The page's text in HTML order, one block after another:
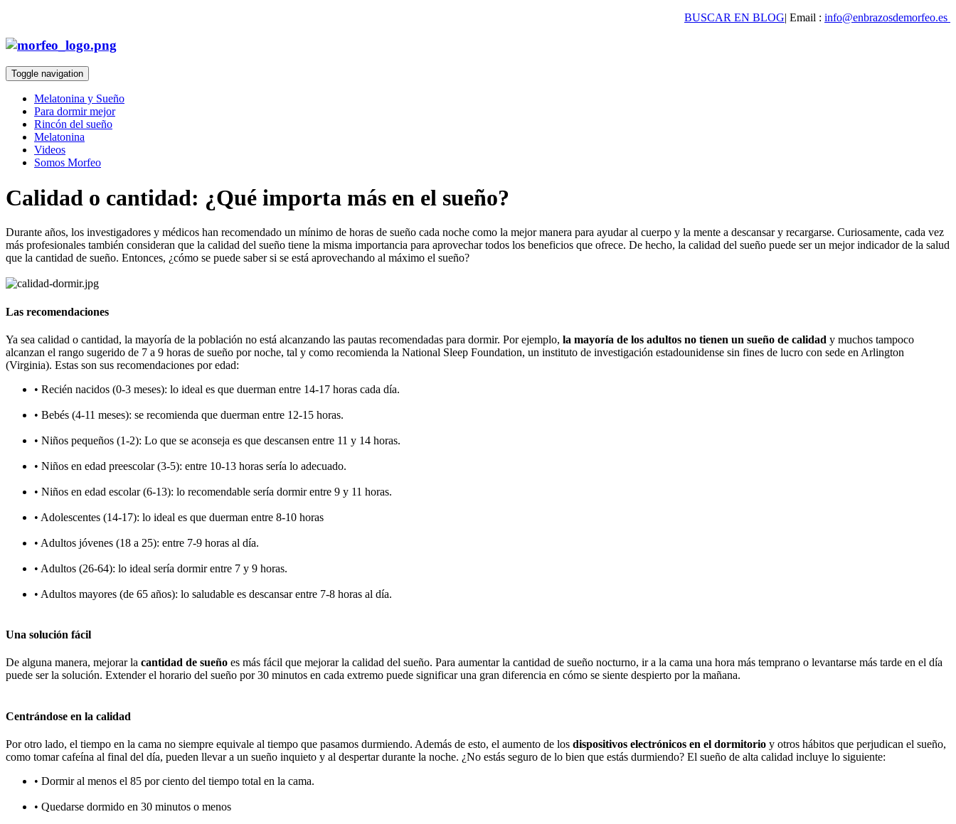
BUSCAR EN BLOG| Email : info@enbrazosdemorfeo.es
Toggle navigation
Melatonina y Sueño
Para dormir mejor
Rincón del sueño
Melatonina
Videos
Somos Morfeo
Calidad o cantidad: ¿Qué importa más en el sueño?
Durante años, los investigadores y médicos han recomendado un mínimo de horas de sueño cada noche como la mejor manera para ayudar al cuerpo y la mente a descansar y recargarse. Curiosamente, cada vez
más profesionales también consideran que la calidad del sueño tiene la misma importancia para aprovechar todos los beneficios que ofrece. De hecho, la calidad del sueño puede ser un mejor indicador de la salud
que la cantidad de sueño. Entonces, ¿cómo se puede saber si se está aprovechando al máximo el sueño?
Las recomendaciones
Ya sea calidad o cantidad, la mayoría de la población no está alcanzando las pautas recomendadas para dormir. Por ejemplo, la mayoría de los adultos no tienen un sueño de calidad y muchos tampoco
alcanzan el rango sugerido de 7 a 9 horas de sueño por noche, tal y como recomienda la National Sleep Foundation, un instituto de investigación estadounidense sin fines de lucro con sede en Arlington
(Virginia). Estas son sus recomendaciones por edad:
• Recién nacidos (0-3 meses): lo ideal es que duerman entre 14-17 horas cada día.
• Bebés (4-11 meses): se recomienda que duerman entre 12-15 horas.
• Niños pequeños (1-2): Lo que se aconseja es que descansen entre 11 y 14 horas.
• Niños en edad preescolar (3-5): entre 10-13 horas sería lo adecuado.
• Niños en edad escolar (6-13): lo recomendable sería dormir entre 9 y 11 horas.
• Adolescentes (14-17): lo ideal es que duerman entre 8-10 horas
• Adultos jóvenes (18 a 25): entre 7-9 horas al día.
• Adultos (26-64): lo ideal sería dormir entre 7 y 9 horas.
• Adultos mayores (de 65 años): lo saludable es descansar entre 7-8 horas al día.
Una solución fácil
De alguna manera, mejorar la cantidad de sueño es más fácil que mejorar la calidad del sueño. Para aumentar la cantidad de sueño nocturno, ir a la cama una hora más temprano o levantarse más tarde en el día
puede ser la solución. Extender el horario del sueño por 30 minutos en cada extremo puede significar una gran diferencia en cómo se siente despierto por la mañana.
Centrándose en la calidad
Por otro lado, el tiempo en la cama no siempre equivale al tiempo que pasamos durmiendo. Además de esto, el aumento de los dispositivos electrónicos en el dormitorio y otros hábitos que perjudican el sueño,
como tomar cafeína al final del día, pueden llevar a un sueño inquieto y al despertar durante la noche. ¿No estás seguro de lo bien que estás durmiendo? El sueño de alta calidad incluye lo siguiente:
• Dormir al menos el 85 por ciento del tiempo total en la cama.
• Quedarse dormido en 30 minutos o menos